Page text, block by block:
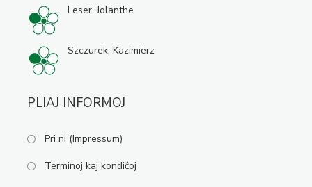
Leser, Jolanthe
Szczurek, Kazimierz
PLIAJ INFORMOJ
Pri ni (Impressum)
Terminoj kaj kondiĉoj